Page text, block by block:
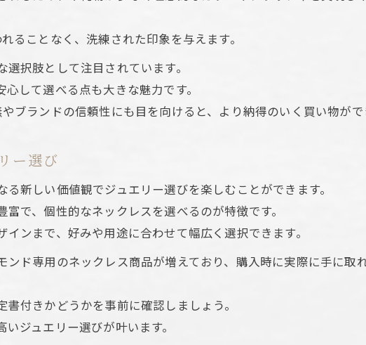
るラボグロウンダイヤモンドの魅力
立する1カラットネックレスの選択
るラボグロウン選び
ヤモンドが選ばれるエシカルな背景
ヤモンドとサステナブルな選択肢
識したラボグロウンダイヤモンド活用法
れるラボグロウンダイヤモンドの理由
ンドの見分け方と注意点
ヤモンド見分け方の基本ポイント
レス購入時の注意点まとめ
ヤモンドの特徴的な見極め方
ることなく、洗練された印象を与えます。
択肢として注目されています。
して選べる点も大きな魅力です。
ランドの信頼性にも目を向けると、より納得のいく買い物がで
ー選び
新しい価値観でジュエリー選びを楽しむことができます。
で、個性的なネックレスを選べるのが特徴です。
ンまで、好みや用途に合わせて幅広く選択できます。
ド専用のネックレス商品が増えており、購入時に実際に手に取
付きかどうかを事前に確認しましょう。
ジュエリー選びが叶います。